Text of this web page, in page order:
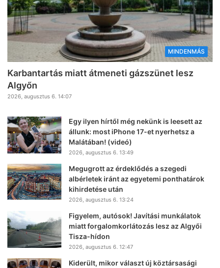
MINDENMÁS
Karbantartás miatt átmeneti gázszünet lesz
Algyőn
2026, augusztus 6. 14:07
Egy ilyen hírtől még nekünk is leesett az
állunk: most iPhone 17-et nyerhetsz a
Malátában! (videó)
2026, augusztus 6. 13:49
Megugrott az érdeklődés a szegedi
albérletek iránt az egyetemi ponthatárok
kihirdetése után
2026, augusztus 6. 13:24
Figyelem, autósok! Javítási munkálatok
miatt forgalomkorlátozás lesz az Algyői
Tisza-hídon
2026, augusztus 6. 12:47
Kiderült, mikor választ új köztársasági